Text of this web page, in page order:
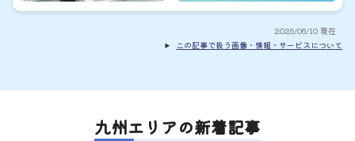
2026/06/10 現在
この記事で扱う画像・情報・サービスについて
九州エリアの新着記事